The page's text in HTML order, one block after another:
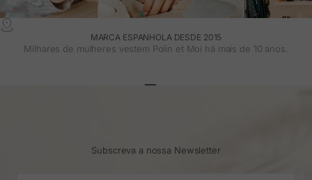
MARCA ESPANHOLA DESDE 2015
Milhares de mulheres vestem Polin et Moi há mais de 10 anos.
Subscreva a nossa Newsletter